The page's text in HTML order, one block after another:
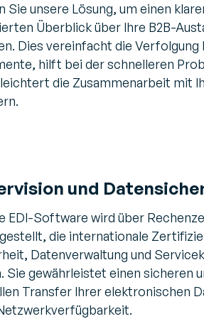
Sie unsere Lösung, um einen
Überblick über Ihre B2B-
Dies vereinfacht die Verfolgung
hilft bei der schnelleren
die Zusammenarbeit mit
und
EDI-Software wird über
die internationale
Datenverwaltung und
Sie gewährleistet einen sicheren
Transfer Ihrer elektronischen